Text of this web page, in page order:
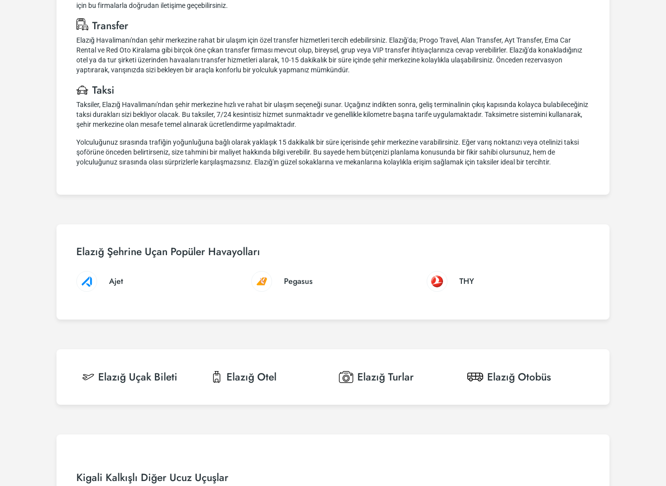
için bu firmalarla doğrudan iletişime geçebilirsiniz.
Transfer
Elazığ Havalimanı'ndan şehir merkezine rahat bir ulaşım için özel transfer hizmetleri tercih edebilirsiniz. Elazığ'da; Progo Travel, Alan Transfer, Ayt Transfer, Ema Car
Rental ve Red Oto Kiralama gibi birçok öne çıkan transfer firması mevcut olup, bireysel, grup veya VIP transfer ihtiyaçlarınıza cevap verebilirler. Elazığ'da konakladığınız
otel ya da tur şirketi üzerinden havaalanı transfer hizmetleri alarak, 10-15 dakikalık bir süre içinde şehir merkezine kolaylıkla ulaşabilirsiniz. Önceden rezervasyon
yaptırarak, varışınızda sizi bekleyen bir araçla konforlu bir yolculuk yapmanız mümkündür.
Taksi
Taksiler, Elazığ Havalimanı'ndan şehir merkezine hızlı ve rahat bir ulaşım seçeneği sunar. Uçağınız indikten sonra, geliş terminalinin çıkış kapısında kolayca bulabileceğiniz
taksi durakları sizi bekliyor olacak. Bu taksiler, 7/24 kesintisiz hizmet sunmaktadır ve genellikle kilometre başına tarife uygulamaktadır. Taksimetre sistemini kullanarak,
şehir merkezine olan mesafe temel alınarak ücretlendirme yapılmaktadır.
Yolculuğunuz sırasında trafiğin yoğunluğuna bağlı olarak yaklaşık 15 dakikalık bir süre içerisinde şehir merkezine varabilirsiniz. Eğer varış noktanızı veya otelinizi taksi
şoförüne önceden belirtirseniz, size tahmini bir maliyet hakkında bilgi verebilir. Bu sayede hem bütçenizi planlama konusunda bir fikir sahibi olursunuz, hem de
yolculuğunuz sırasında olası sürprizlerle karşılaşmazsınız. Elazığ'ın güzel sokaklarına ve mekanlarına kolaylıkla erişim sağlamak için taksiler ideal bir tercihtir.
Elazığ Şehrine Uçan Popüler Havayolları
Ajet Pegasus THY
Elazığ Uçak Bileti Elazığ Otel Elazığ Turlar Elazığ Otobüs
Kigali Kalkışlı Diğer Ucuz Uçuşlar